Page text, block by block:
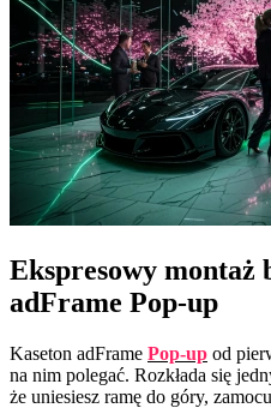
Ekspresowy montaż
adFrame Pop-up
Kaseton adFrame Pop-up od
na nim polegać. Rozkłada się
że uniesiesz ramę do góry,